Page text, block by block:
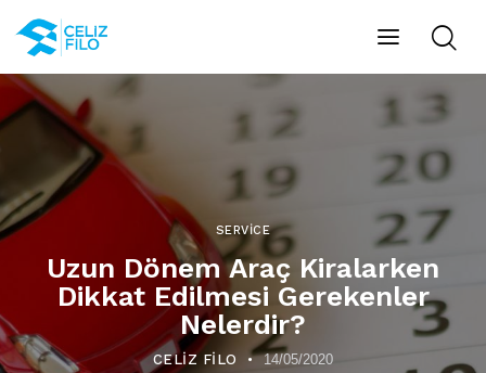
SERVICE
Uzun Dönem Araç Kiralarken
Dikkat Edilmesi Gerekenler
Nelerdir?
CELIZ FILO 14/05/2020